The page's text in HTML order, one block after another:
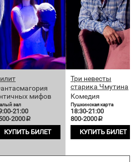
мифов
зал
21:00
2000 a
КУПИТЬ БИЛЕТ
Три невесты
старика Чмутина
Комедия
Пушкинская карта
18:30-21:00
800-2000 a
КУПИТЬ БИЛЕТ